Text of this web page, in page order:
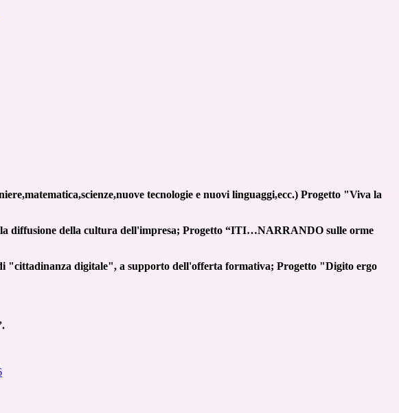
tecnologie e nuovi linguaggi,ecc.) Progetto "Viva la
diffusione della cultura dell'impresa; Progetto “ITI…NARRANDO sulle orme
"cittadinanza digitale", a supporto dell'offerta formativa; Progetto "Digito ergo